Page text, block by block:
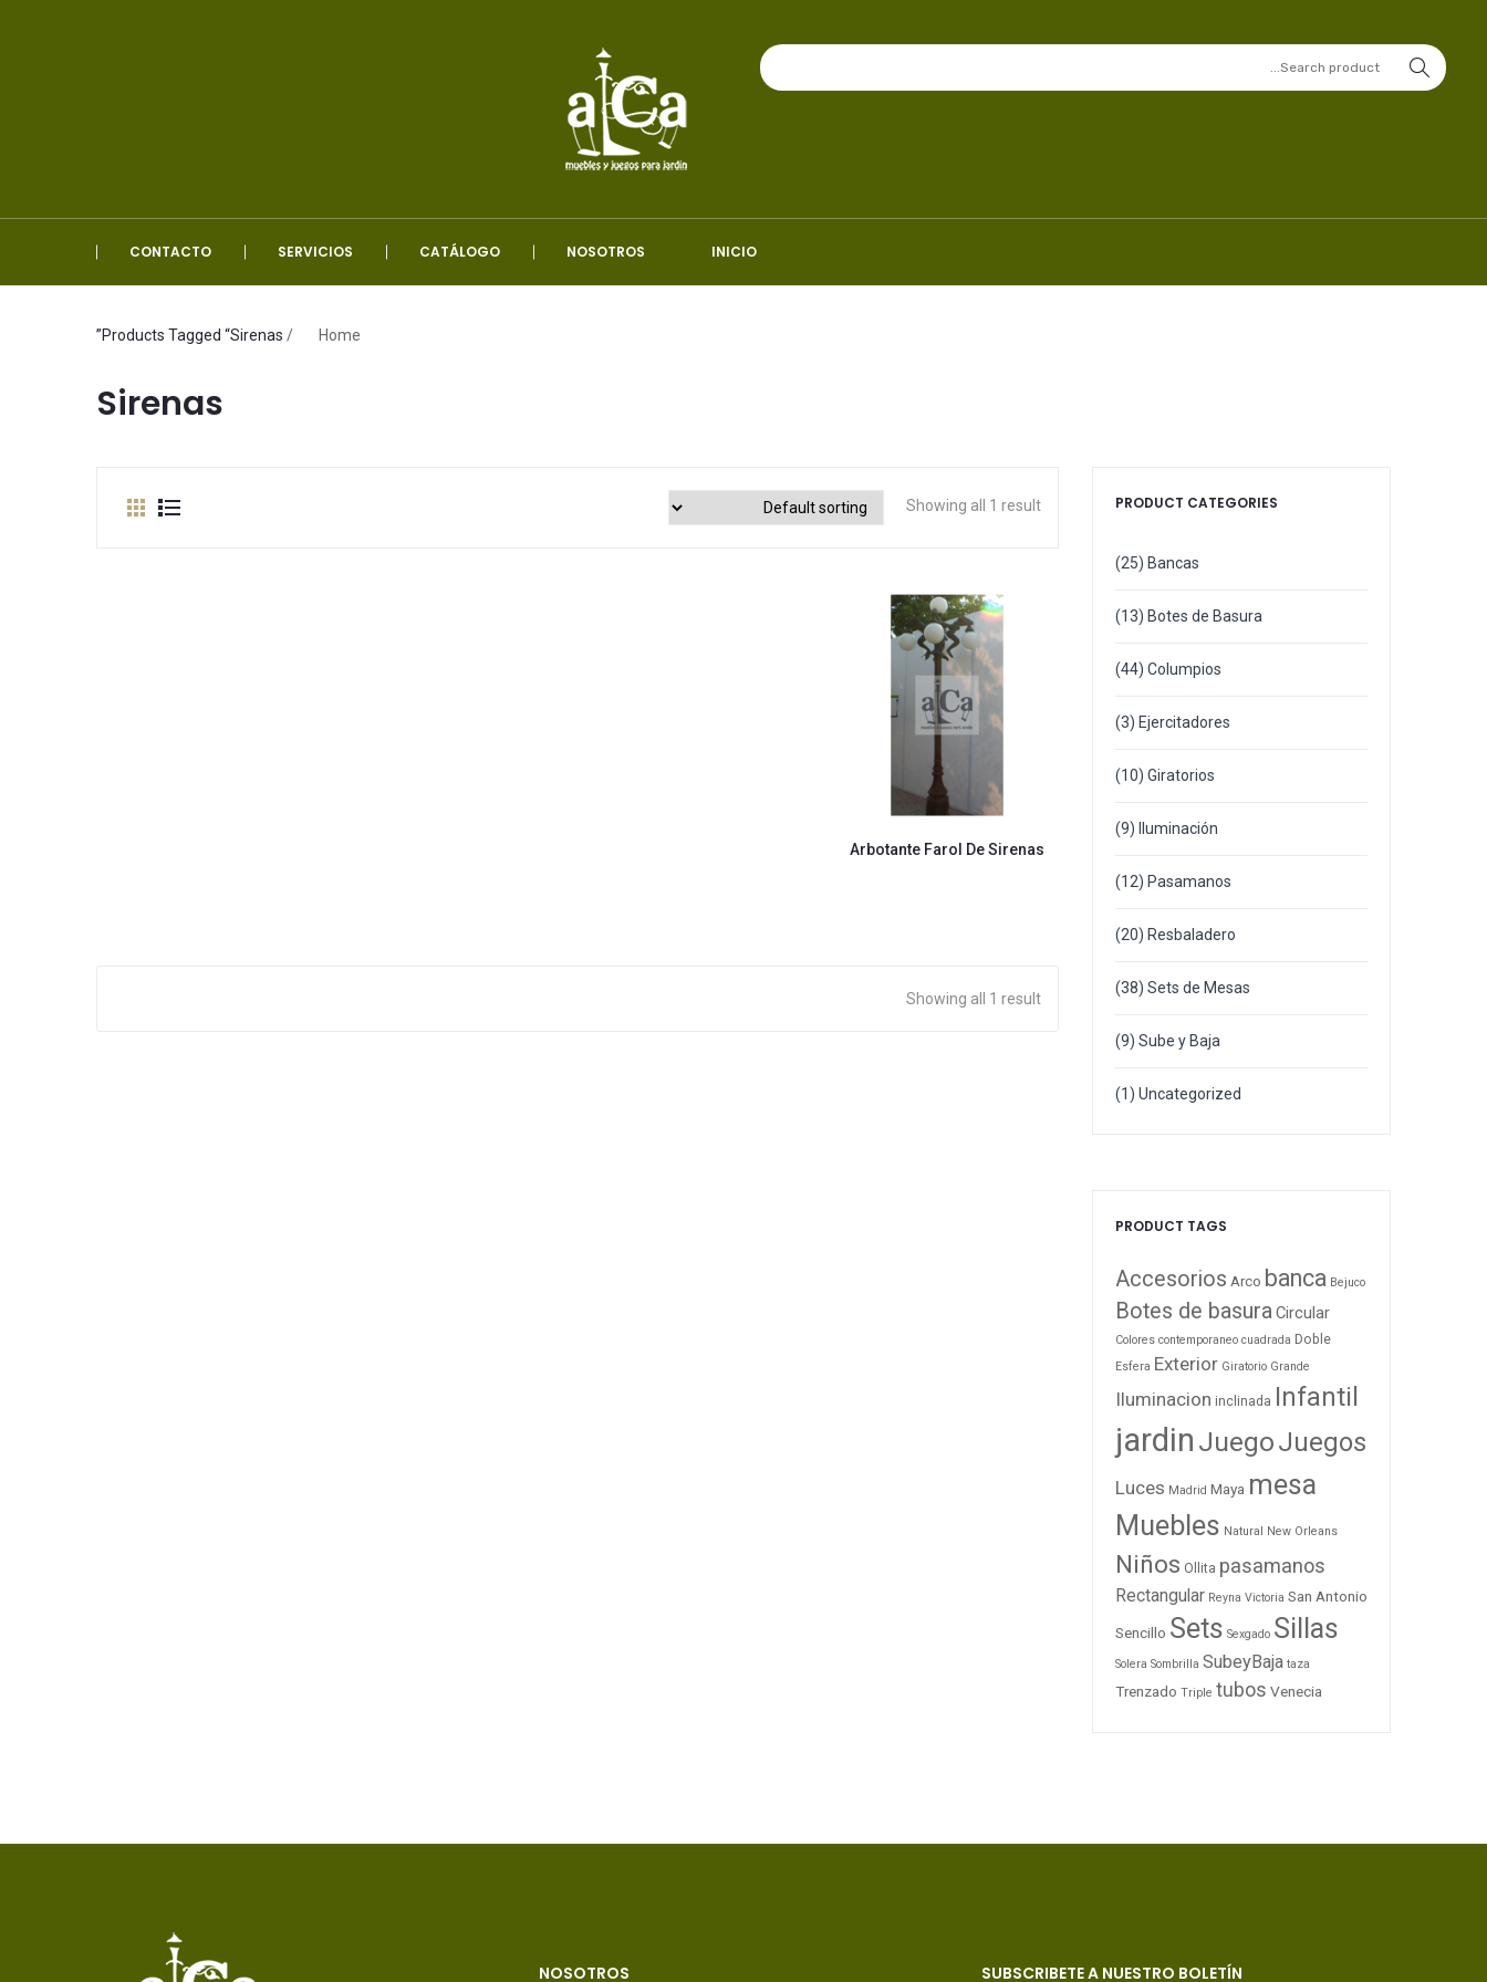
INICIO
NOSOTROS
CATÁLOGO
SERVICIOS
CONTACTO
Home
/
Sirenas
PRODUCT CATEGORIES
Bancas
(25)
Botes de Basura
(13)
Columpios
(44)
Ejercitadores
(3)
Giratorios
(10)
Iluminación
(9)
Pasamanos
(12)
Resbaladero
(20)
Sets de Mesas
(38)
Sube y Baja
(9)
Uncategorized
(1)
PRODUCT TAGS
Accesorios Arco banca Bejuco
Botes de basuraCircular
Colores contemporaneo cuadrada Doble
Esfera Exterior Giratorio Grande
Iluminacion inclinada Infantil
jardin JuegoJuegos
Luces Madrid Maya mesa
Muebles Natural New Orleans
Niños Ollita pasamanos
Rectangular Reyna Victoria San Antonio
Sencillo Sets Sexgado Sillas
Solera Sombrilla SubeyBaja taza
Trenzado Triple tubos Venecia
Showing all 1 result
Arbotante Farol De Sirenas
Showing all 1 result
NOSOTROS SUBSCRIBETE A NUESTRO BOLETÍN